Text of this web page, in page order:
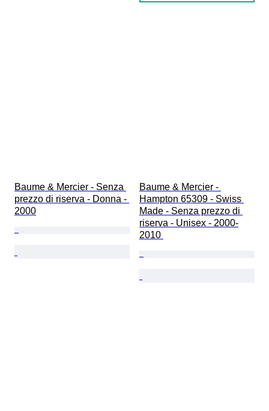
Baume & Mercier - Senza
prezzo di riserva - Donna -
2000
Baume & Mercier -
Hampton 65309 - Swiss
Made - Senza prezzo di
riserva - Unisex - 2000-
2010